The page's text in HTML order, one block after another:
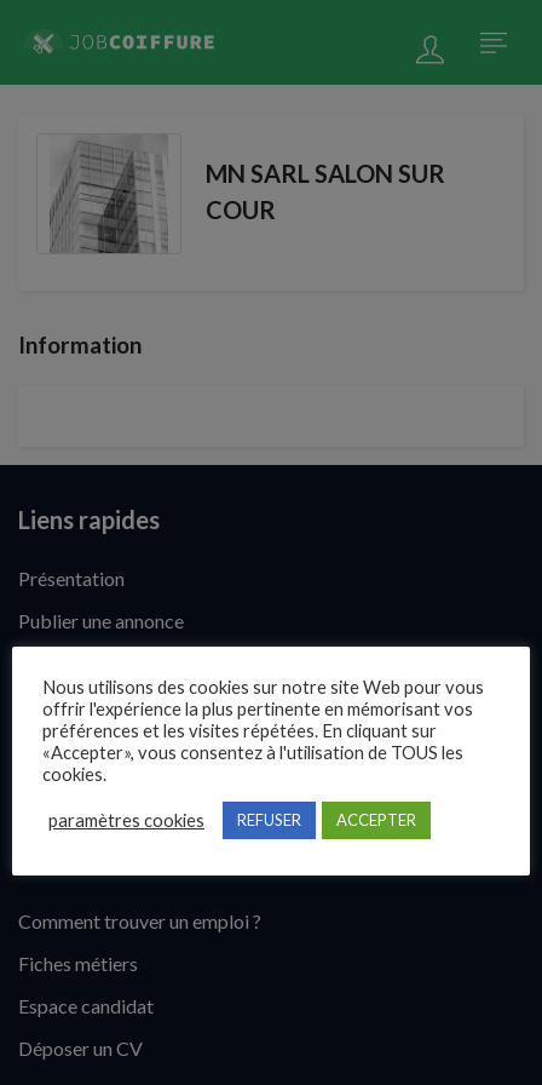
MN SARL SALON SUR
COUR
Information
Liens rapides
Présentation
Publier une annonce
Questions fréquentes
Blog
Comment trouver un emploi ?
Fiches métiers
Espace candidat
Déposer un CV
Nous utilisons des cookies sur notre site Web pour vous
offrir l'expérience la plus pertinente en mémorisant vos
préférences et les visites répétées. En cliquant sur
«Accepter», vous consentez à l'utilisation de TOUS les
cookies.
paramètres cookies REFUSER ACCEPTER